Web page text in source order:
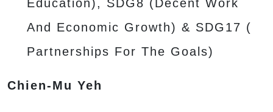
Education), SDG8 (Decent Work
And Economic Growth) & SDG17 (
Partnerships For The Goals)
Chien-Mu Yeh